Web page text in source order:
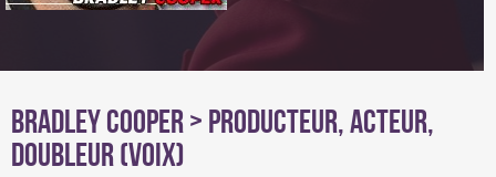
Bradley Cooper> Producteur, Acteur,
Doubleur (voix)